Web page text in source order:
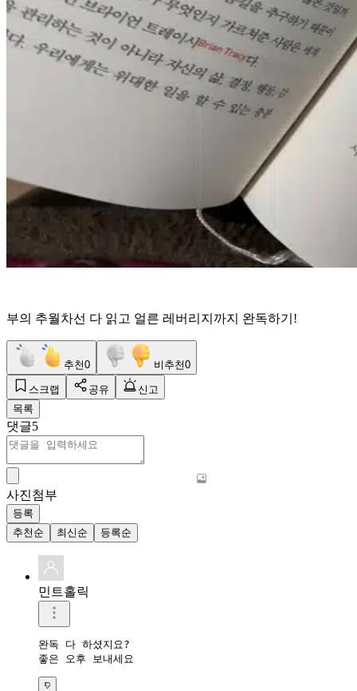
부의 추월차선 다 읽고 얼른 레버리지까지 완독하기!
추천0 비추천0
스크랩 공유
신고
목록
댓글5
사진첨부
등록
추천순
최신순 등록순
민트홀릭
완독 다 하셨지요?
좋은 오후 보내세요